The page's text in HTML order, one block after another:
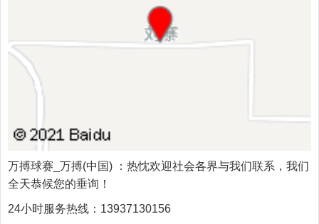
万搏球赛_万搏(中国)
：热忱欢迎社会各界与我们联系，我们
全天恭候您的垂询！
24小时服务热线： 13937130156